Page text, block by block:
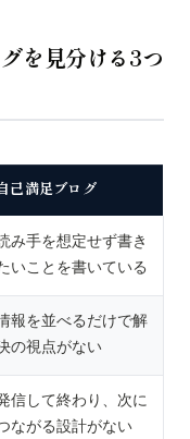
を見分ける3つ
己満足ブログ
み手を想定せず書き
いことを書いている
報を並べるだけで解
の視点がない
信して終わり、次に
ながる設計がない